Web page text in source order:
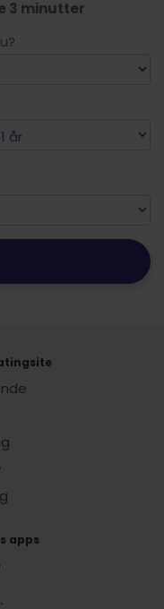
3 minutter
apps